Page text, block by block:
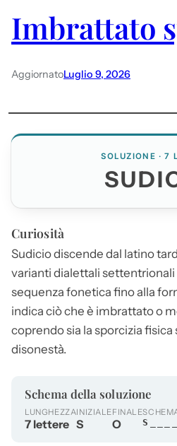
Imbrattato
AggiornatoLuglio 9, 2026
SOLUZIONE · 7
Curiosità
Sudiciodiscende dal latino
varianti dialettali
sequenza fonetica fino alla
indica ciò che è imbrattato o
coprendo sia la sporcizia fisica
disonestà.
Schema della soluzione
LUNGHEZZA
7 lettere
INIZIALE
S
FINALE
O